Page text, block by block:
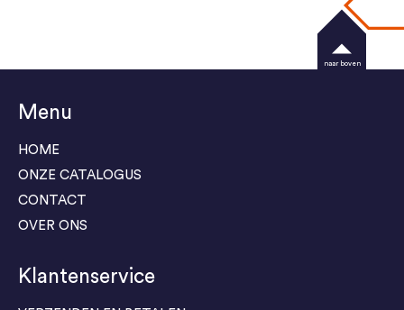
Menu
HOME
ONZE CATALOGUS
CONTACT
OVER ONS
Klantenservice
naar boven